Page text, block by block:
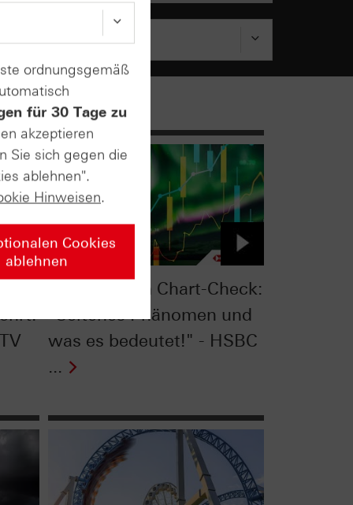
S&P 500® im Chart-Check:
"Seltenes Phänomen und
was es bedeutet!" - HSBC
...
ordnungsgemäß
für 30 Tage zu
akzeptieren
Sie sich gegen die
ablehnen".
Hinweisen.
Cookies
ablehnen